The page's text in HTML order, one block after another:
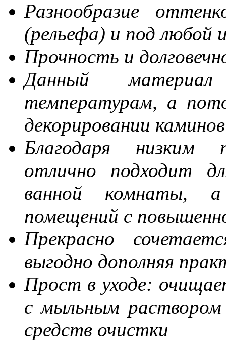
Разнообразие
(рельефа) и под любой
Прочность и
Данный
температурам, а
декорировании
Благодаря низким
отлично подходит
ванной комнаты,
помещений с
Прекрасно
выгодно дополняя
Прост в уходе:
с мыльным раствором
средств очистки